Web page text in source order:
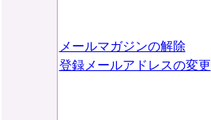
メールマガジンの解除
登録メールアドレスの変更